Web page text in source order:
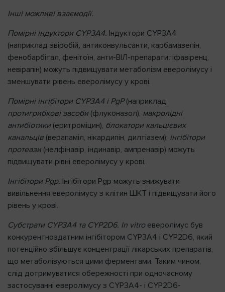
Інші можливі взаємодії.
Помірні індуктори CYP3A4. Індуктори CYP3A4
(наприклад звіробій, антиконвульсанти, карбамазепін,
фенобарбітал, фенітоїн, анти-ВІЛ-препарати: іфавіренц,
невірапін) можуть підвищувати метаболізм еверолімусу і
зменшувати рівень еверолімусу у крові.
Помірні інгібітори CYP3A4 і PgР(наприклад
протигрибкові засоби (флуконазол), макролідні
антибіотики (еритроміцин), блокатори кальцієвих
канальців (верапаміл, нікардипін, дилтіазем); інгібітори
протеази (нелфінавір, індинавір, ампренавір) можуть
підвищувати рівні еверолімусу у крові.
Інгібітори Pgp. Інгібітори Pgp можуть знижувати
вивільнення еверолімусу з клітин ШКТ і підвищувати його
рівень у крові.
Субстрати CYP3A4 та CYP2D6. In vitroеверолімус був
конкурентноздатним інгібітором CYP3A4 і CYP2D6, який
потенційно збільшує концентрації лікарських препаратів,
що метаболізуються цими ферментами. Таким чином,
слід дотримуватися обережності при одночасному
застосуванні еверолімусу з CYP3A4- і CYP2D6-